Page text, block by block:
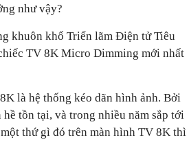
như vậy?
khuôn khổ Triển lãm Điện tử Tiêu
TV 8K Micro Dimming mới nhất
là hệ thống kéo dãn hình ảnh. Bởi
tồn tại, và trong nhiều năm sắp tới
thứ gì đó trên màn hình TV 8K thì